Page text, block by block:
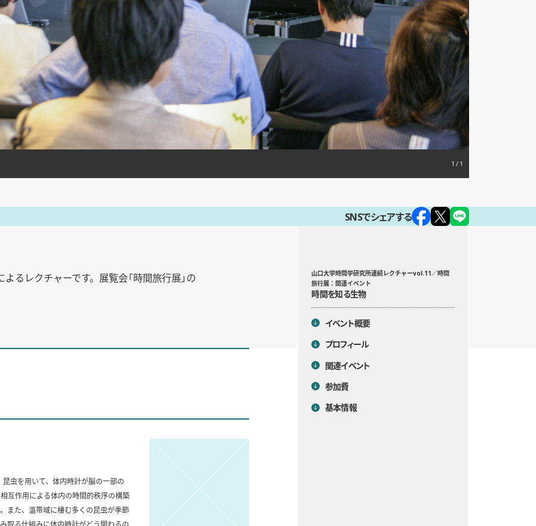
1
SNSでシェアする
目次
山口大学時間学研究所連続レクチャーvol.11／時間
旅行展：関連イベント
時間を知る生物
イベント概要
プロフィール
関連イベント
参加費
基本情報
るレクチャーです。展覧会「時間旅行展」の
虫を用いて、体内時計が脳の一部の
互作用による体内の時間的秩序の構築
また、温帯域に棲む多くの昆虫が季節